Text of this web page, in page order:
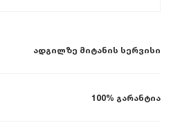
ადგილზე მიტანის სერვისი
100% გარანტია